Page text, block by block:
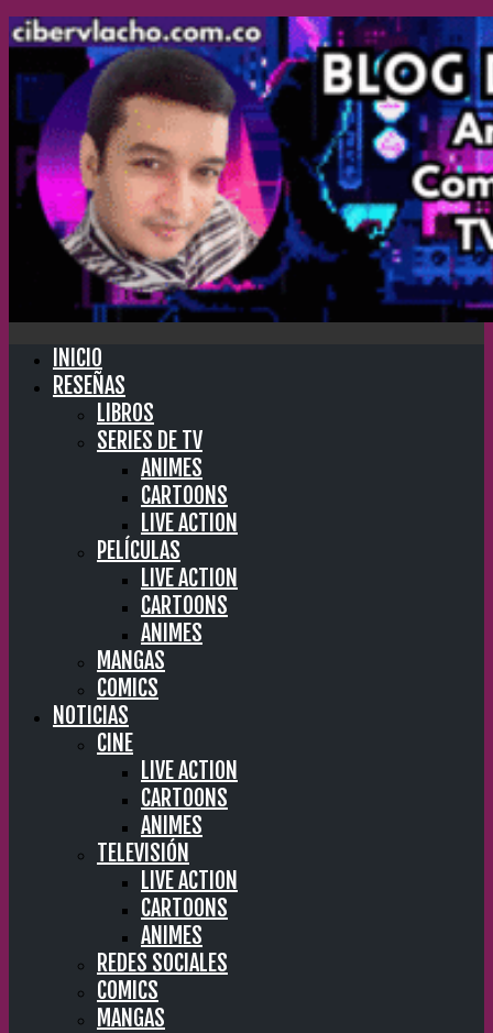
INICIO
RESEÑAS
LIBROS
SERIES DE TV
ANIMES
CARTOONS
LIVE ACTION
PELÍCULAS
LIVE ACTION
CARTOONS
ANIMES
MANGAS
COMICS
NOTICIAS
CINE
LIVE ACTION
CARTOONS
ANIMES
TELEVISIÓN
LIVE ACTION
CARTOONS
ANIMES
REDES SOCIALES
COMICS
MANGAS